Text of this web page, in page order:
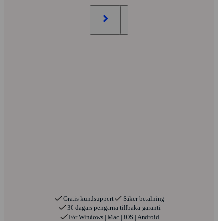
Gratis kundsupport
Säker betalning
30 dagars pengarna tillbaka-garanti
För Windows | Mac | iOS | Android